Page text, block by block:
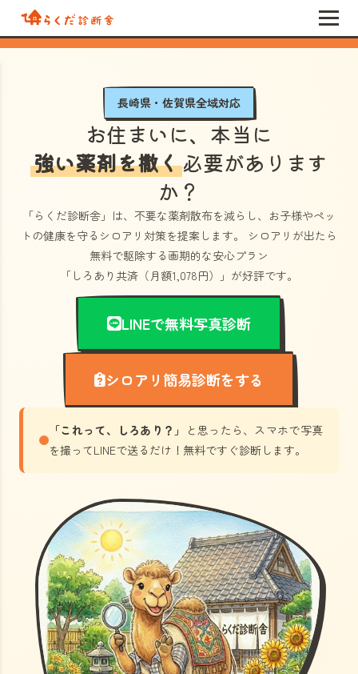
長崎県・佐賀県全域対応
お住まいに、本当に
強い薬剤を撒く必要があります
か？
「らくだ診断舎」 は、不要な薬剤散布を減らし、お子様やペッ
トの健康を守るシロアリ対策を提案します。 シロアリが出たら
無料で駆除する画期的な安心プラン
「しろあり共済（月額1,078円）」 が好評です。
LINEで無料写真診断
シロアリ簡易診断をする
「これって、しろあり？」
と思ったら、スマホで写真
を撮ってLINEで送るだけ！無料ですぐ診断します。